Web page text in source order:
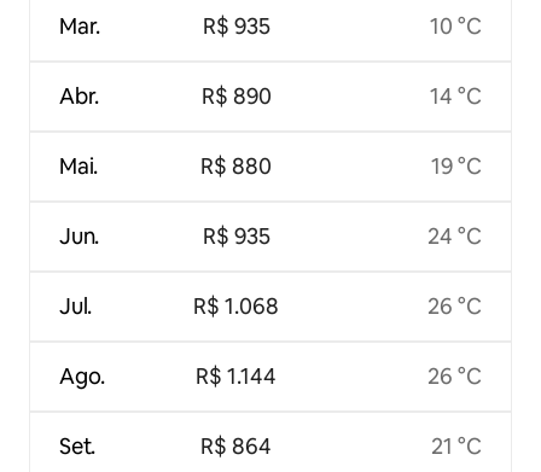
Mar.
Abr.
Mai.
Jun.
Jul.
Ago.
Set.
R$ 935
R$ 890
R$ 880
R$ 935
R$ 1.068
R$ 1.144
R$ 864
10 °C
14 °C
19 °C
24 °C
26 °C
26 °C
21 °C